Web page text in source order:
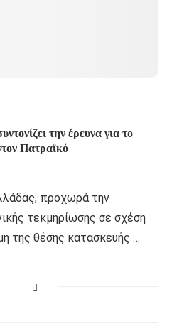
την έρευνα για το
Πατραϊκό
προχωρά την
τεκμηρίωσης σε σχέση
της θέσης κατασκευής …